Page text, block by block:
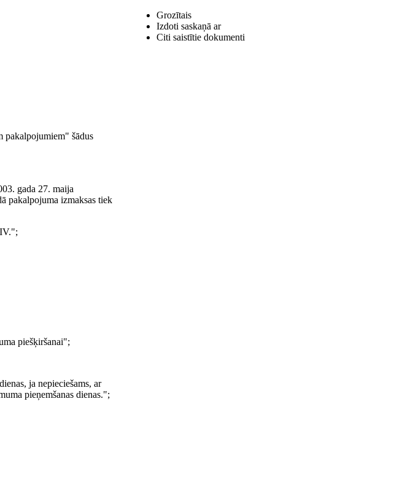
pakalpojumiem" šādus
gada 27. maija
pakalpojuma izmaksas tiek
piešķiršanai";
ja nepieciešams, ar
pieņemšanas dienas.";
Grozītais
Izdoti saskaņā ar
Citi saistītie dokumenti